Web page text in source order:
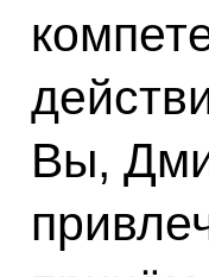
Вы,